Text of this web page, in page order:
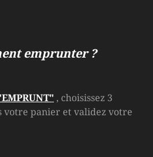
emprunter ?
, choisissez 3
votre panier et validez votre